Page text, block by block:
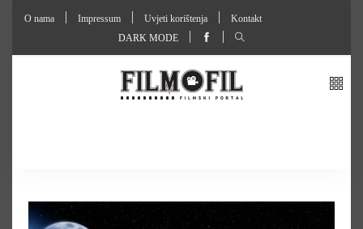
O nama Impressum Uvjeti korištenja
Kontakt
DARK MODE